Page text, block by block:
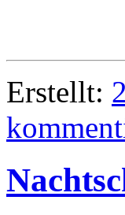
Erstellt: